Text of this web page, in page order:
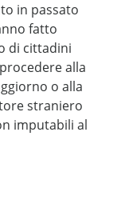
in passato
fatto
di cittadini
alla
o alla
straniero
imputabili al